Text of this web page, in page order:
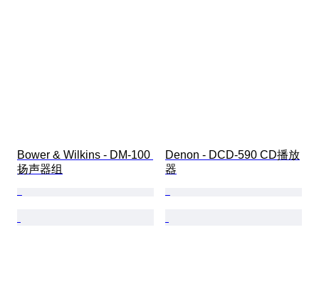
Bower & Wilkins - DM-100
扬声器组
Denon - DCD-590 CD播放
器